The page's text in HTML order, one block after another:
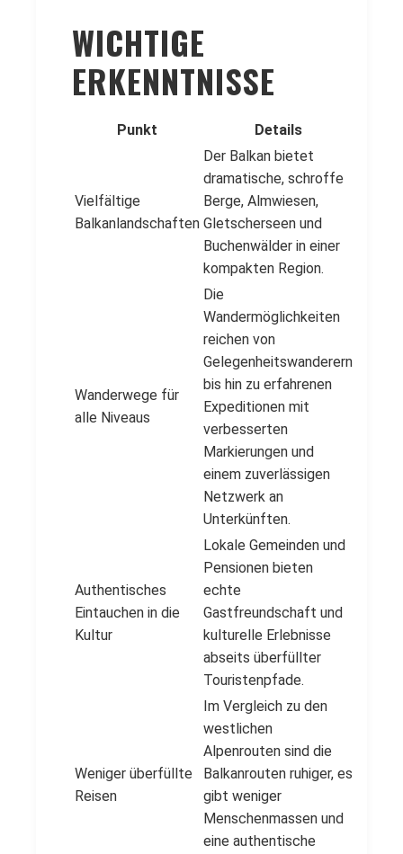
WICHTIGE
ERKENNTNISSE
Punkt Details
Vielfältige
Balkanlandschaften
Der Balkan bietet
dramatische, schroffe
Berge, Almwiesen,
Gletscherseen und
Buchenwälder in einer
kompakten Region.
Wanderwege für
alle Niveaus
Die
Wandermöglichkeiten
reichen von
Gelegenheitswanderern
bis hin zu erfahrenen
Expeditionen mit
verbesserten
Markierungen und
einem zuverlässigen
Netzwerk an
Unterkünften.
Authentisches
Eintauchen in die
Kultur
Lokale Gemeinden und
Pensionen bieten
echte
Gastfreundschaft und
kulturelle Erlebnisse
abseits überfüllter
Touristenpfade.
Weniger überfüllte
Reisen
Im Vergleich zu den
westlichen
Alpenrouten sind die
Balkanrouten ruhiger, es
gibt weniger
Menschenmassen und
eine authentische